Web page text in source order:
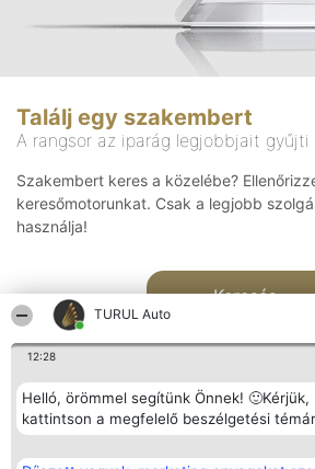
TURUL Auto
12:28
Helló, örömmel segítünk Önnek! 🙂Kérjük,
kattintson a megfelelő beszélgetési
Találj egy szakembert
A rangsor az iparág legjobbjait gyűjti
Szakembert keres a közelébe?
keresőmotorunkat. Csak a legjobb
használja!
Keresés
Rangsorszervező Népszavazás